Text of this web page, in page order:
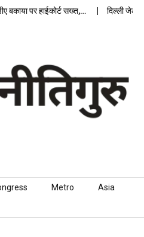
पर हाईकोर्ट सख्त,… दिल्ली जेलों में
Metro Asia